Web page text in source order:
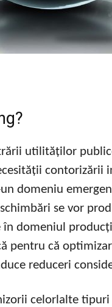
utilităților
contorizării
domeniu
se vor
domeniul
pentru că
reduceri
celorlalte